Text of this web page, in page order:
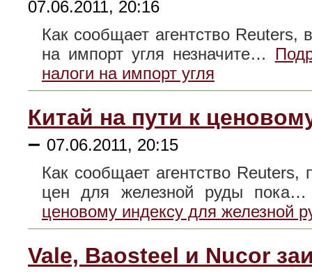
07.06.2011, 20:16
Как сообщает агентство Reuters,
на импорт угля незначите…
налоги на импорт угля
Китай на пути к
– 07.06.2011, 20:15
Как сообщает агентство Reuters,
цен для железной руды
ценовому индексу для железной
Vale, Baosteel и Nucor